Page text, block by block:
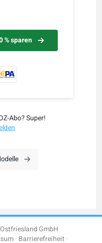
% sparen
Abo? Super!
GmbH
Barrierefreiheit